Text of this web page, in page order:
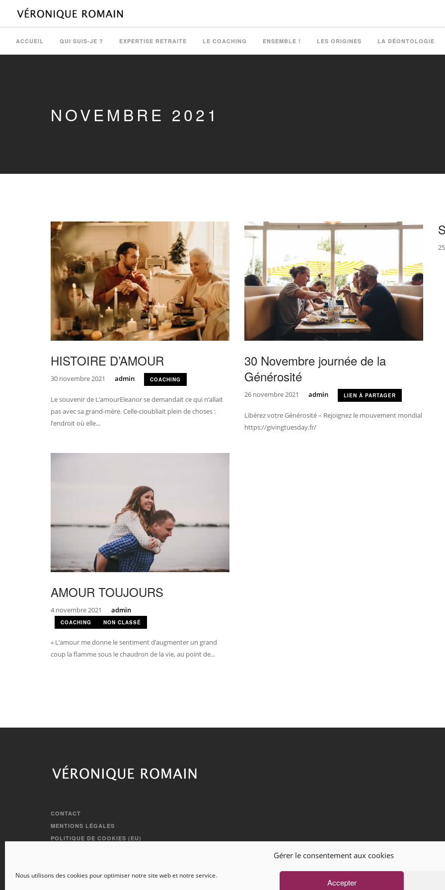
Gérer le consentement aux cookies
Nous utilisons des cookies pour optimiser notre site web et notre service.
Accepter
ACCUEIL QUI SUIS-JE ? EXPERTISE RETRAITE LE COACHING ENSEMBLE ! LES ORIGINES LA DÉONTOLOGIE
NOVEMBRE 2021
HISTOIRE D’AMOUR
30 novembre 2021 admin COACHING
Le souvenir de L’amourEleanor se demandait ce qui n’allait
pas avec sa grand-mère. Celle-cioubliait plein de choses :
l’endroit où elle...
30 Novembre journée de la
Générosité
26 novembre 2021 admin LIEN À PARTAGER
Libérez votre Générosité – Rejoignez le mouvement mondial
https://givingtuesday.fr/
AMOUR TOUJOURS
4 novembre 2021 admin
COACHING NON CLASSÉ
« L’amour me donne le sentiment d’augmenter un grand
coup la flamme sous le chaudron de la vie, au point de...
CONTACT
MENTIONS LÉGALES
POLITIQUE DE COOKIES (EU)
Copyright © 2022 Coaching Châteauroux - Véronique Romain